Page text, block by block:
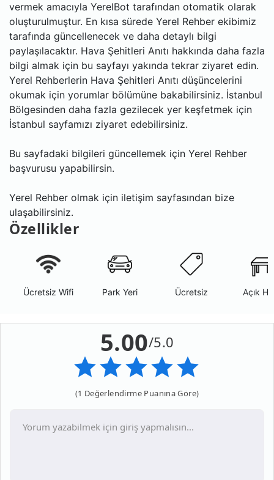
vermek amacıyla YerelBot tarafından otomatik olarak
oluşturulmuştur. En kısa sürede Yerel Rehber ekibimiz
tarafında güncellenecek ve daha detaylı bilgi
paylaşılacaktır. Hava Şehitleri Anıtı hakkında daha fazla
bilgi almak için bu sayfayı yakında tekrar ziyaret edin.
Yerel Rehberlerin Hava Şehitleri Anıtı düşüncelerini
okumak için yorumlar bölümüne bakabilirsiniz. İstanbul
Bölgesinden daha fazla gezilecek yer keşfetmek için
İstanbul sayfamızı ziyaret edebilirsiniz.
Bu sayfadaki bilgileri güncellemek için Yerel Rehber
başvurusu yapabilirsin.
Yerel Rehber olmak için iletişim sayfasından bize
ulaşabilirsiniz.
Özellikler
Ücretsiz Wifi Park Yeri Ücretsiz Açık
5.00/5.0
(1 Değerlendirme Puanına Göre)